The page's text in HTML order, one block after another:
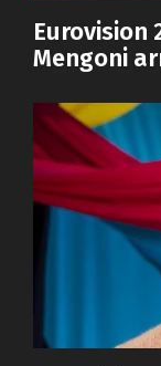
Eurovision
Mengoni